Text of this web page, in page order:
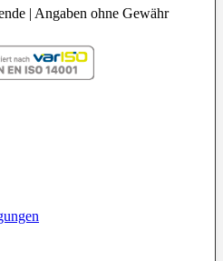
| Angaben ohne Gewähr